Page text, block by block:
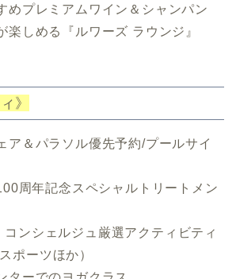
めプレミアムワイン＆シャンパン
楽しめる『ルワーズ ラウンジ』
》
ア＆パラソル優先予約/プールサイ
周年記念スペシャルトリートメン
コンシェルジュ厳選アクティビティ
ポーツほか）